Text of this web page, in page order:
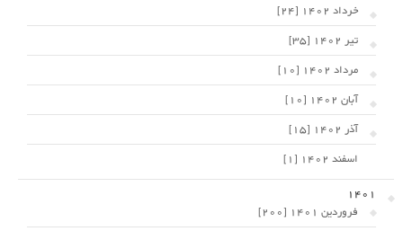
خرداد 1402 [24]
تیر 1402 [35]
مرداد 1402 [10]
آبان 1402 [10]
آذر 1402 [15]
اسفند 1402 [1]
1401
فروردین 1401 [200]